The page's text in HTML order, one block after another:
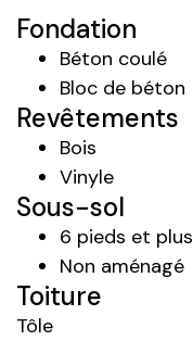
Fondation
Béton coulé
Bloc de béton
Revêtements
Bois
Vinyle
Sous-sol
6 pieds et plus
Non aménagé
Toiture
Tôle